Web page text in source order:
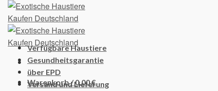
Skip
content
Warenkorb /0,00€
Verfügbare Haustiere
Gesundheitsgarantie
über EPD
Versand und Lieferung